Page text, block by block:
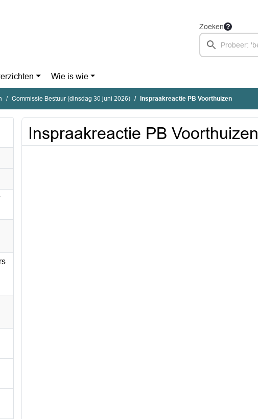
Zoeken
Wie is wie
Commissie Bestuur (dinsdag 30 juni 2026) Inspraakreactie PB Voorthuizen
Inspraakreactie PB Voorthuizen